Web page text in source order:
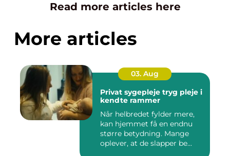
Read more articles here
More articles
03. Aug
Privat sygepleje tryg pleje i
kendte rammer
Når helbredet fylder mere,
kan hjemmet få en endnu
større betydning. Mange
oplever, at de slapper be...